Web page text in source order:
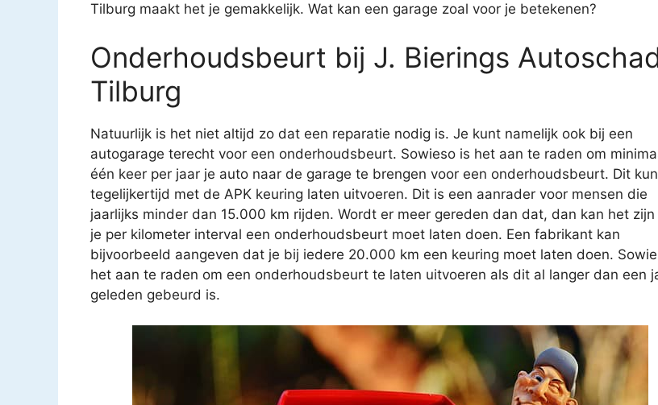
Tilburg maakt het je gemakkelijk. Wat kan een garage zoal voor je betekenen?
Onderhoudsbeurt bij J. Bierings
Tilburg
Natuurlijk is het niet altijd zo dat een reparatie nodig is. Je kunt namelijk ook bij een
autogarage terecht voor een onderhoudsbeurt. Sowieso is het aan te raden om
één keer per jaar je auto naar de garage te brengen voor een onderhoudsbeurt. Dit
tegelijkertijd met de APK keuring laten uitvoeren. Dit is een aanrader voor mensen die
jaarlijks minder dan 15.000 km rijden. Wordt er meer gereden dan dat, dan kan het
je per kilometer interval een onderhoudsbeurt moet laten doen. Een fabrikant kan
bijvoorbeeld aangeven dat je bij iedere 20.000 km een keuring moet laten doen.
het aan te raden om een onderhoudsbeurt te laten uitvoeren als dit al langer dan een
geleden gebeurd is.